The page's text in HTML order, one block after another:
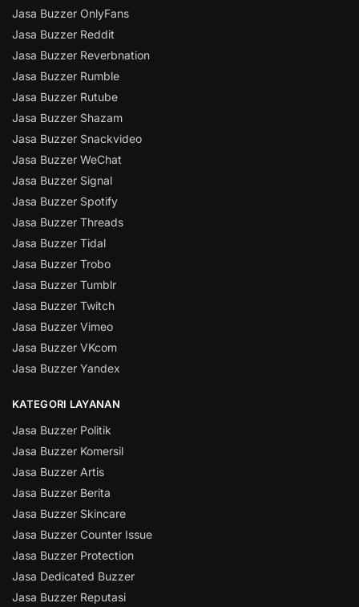
Jasa Buzzer OnlyFans
Jasa Buzzer Reddit
Jasa Buzzer Reverbnation
Jasa Buzzer Rumble
Jasa Buzzer Rutube
Jasa Buzzer Shazam
Jasa Buzzer Snackvideo
Jasa Buzzer WeChat
Jasa Buzzer Signal
Jasa Buzzer Spotify
Jasa Buzzer Threads
Jasa Buzzer Tidal
Jasa Buzzer Trobo
Jasa Buzzer Tumblr
Jasa Buzzer Twitch
Jasa Buzzer Vimeo
Jasa Buzzer VKcom
Jasa Buzzer Yandex
KATEGORI LAYANAN
Jasa Buzzer Politik
Jasa Buzzer Komersil
Jasa Buzzer Artis
Jasa Buzzer Berita
Jasa Buzzer Skincare
Jasa Buzzer Counter Issue
Jasa Buzzer Protection
Jasa Dedicated Buzzer
Jasa Buzzer Reputasi